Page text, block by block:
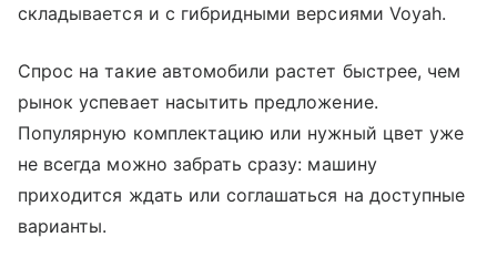
складывается и с гибридными версиями Voyah.
Спрос на такие автомобили растет быстрее, чем
рынок успевает насытить предложение.
Популярную комплектацию или нужный цвет уже
не всегда можно забрать сразу: машину
приходится ждать или соглашаться на доступные
варианты.